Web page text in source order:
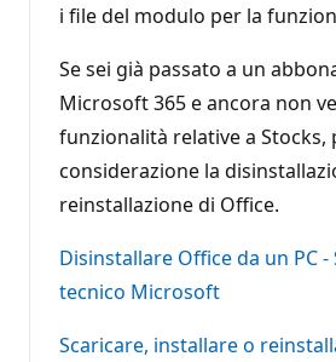
i file del modulo per la
Se sei già passato a un
Microsoft 365 e ancora non
funzionalità relative a Stocks,
considerazione la
reinstallazione di Office.
Disinstallare Office da un PC
tecnico Microsoft
Scaricare, installare o